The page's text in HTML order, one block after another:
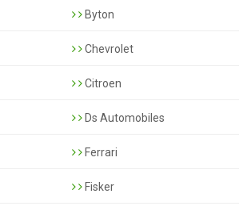
Byton
Chevrolet
Citroen
Ds Automobiles
Ferrari
Fisker